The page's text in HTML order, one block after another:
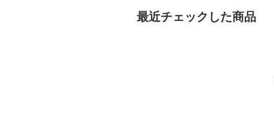
最近チェックした商品